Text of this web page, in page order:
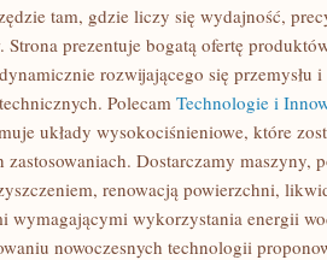
tam, gdzie liczy się wydajność,
prezentuje bogatą ofertę
rozwijającego się przemysłu
PolecamTechnologie i
układy wysokociśnieniowe, które
Dostarczamy maszyny,
renowacją powierzchni,
wymagającymi wykorzystania energii
nowoczesnych technologii